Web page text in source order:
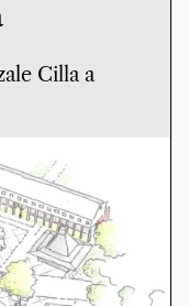
Cilla a